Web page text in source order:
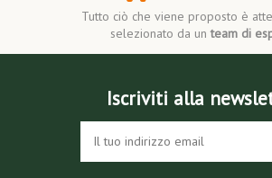
Tutto ciò che viene proposto è
selezionato da unteam di
Iscriviti alla